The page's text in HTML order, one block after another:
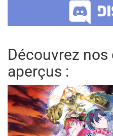
Découvrez nos
aperçus :